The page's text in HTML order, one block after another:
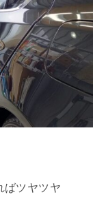
ばツヤツヤ